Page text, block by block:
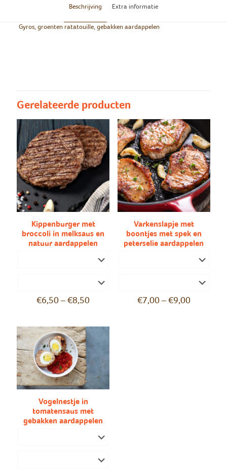
Beschrijving Extra informatie
Gyros, groenten ratatouille, gebakken aardappelen
Gerelateerde producten
Kippenburger met
broccoli in melksaus en
natuur aardappelen
€6,50 –€8,50
Varkenslapje met
boontjes met spek en
peterselie aardappelen
€7,00– €9,00
Vogelnestje in
tomatensaus met
gebakken aardappelen